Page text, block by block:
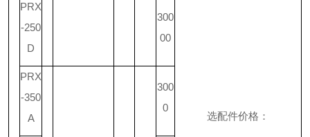
选配件价格：
PRX
-250
D
300
00
PRX
-350
A
300
0